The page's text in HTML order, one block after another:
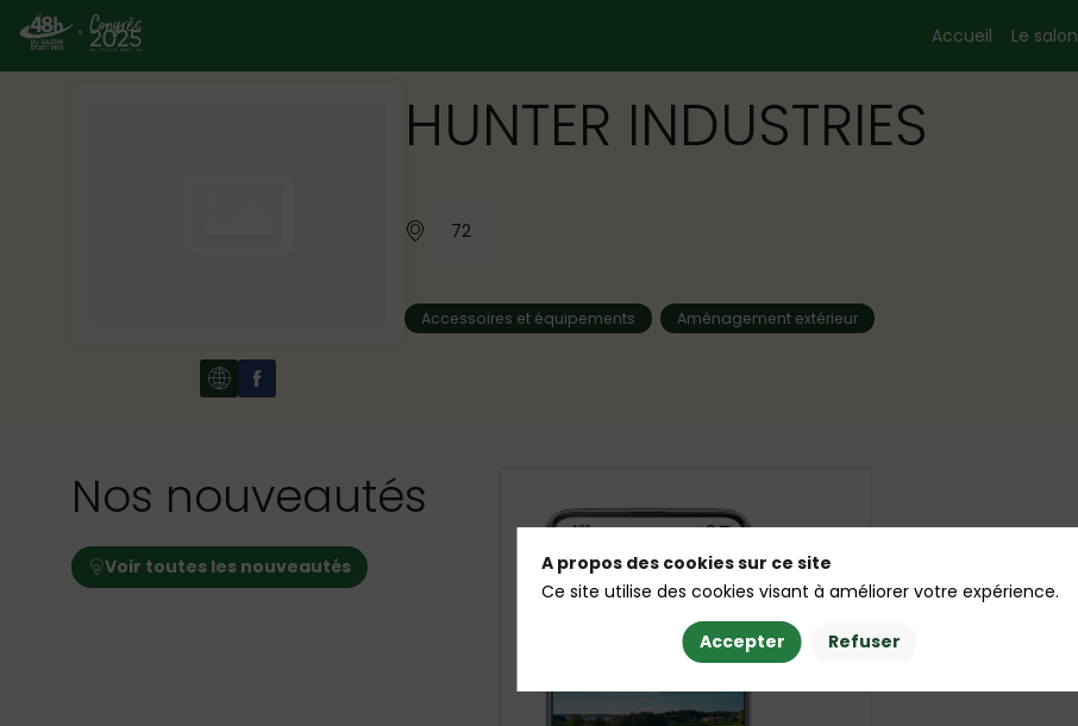
Accueil Le salon
HUNTER INDUSTRIES
72
Accessoires et équipements Aménagement extérieur
Nos nouveautés
Voir toutes les nouveautés
A propos des cookies sur ce site
Ce site utilise des cookies visant à améliorer votre expérience.
Accepter Refuser